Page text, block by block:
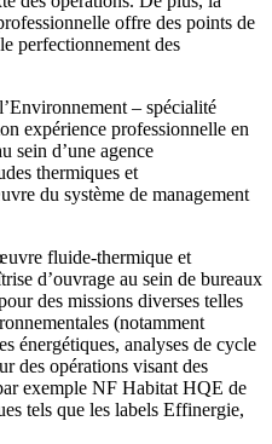
offre des points de
perfectionnement des
– spécialité
expérience professionnelle en
sein d’une agence
thermiques et
du système de management
fluide-thermique et
d’ouvrage au sein de bureaux
des missions diverses telles
(notamment
énergétiques, analyses de cycle
des opérations visant des
exemple NF Habitat HQE de
tels que les labels Effinergie,